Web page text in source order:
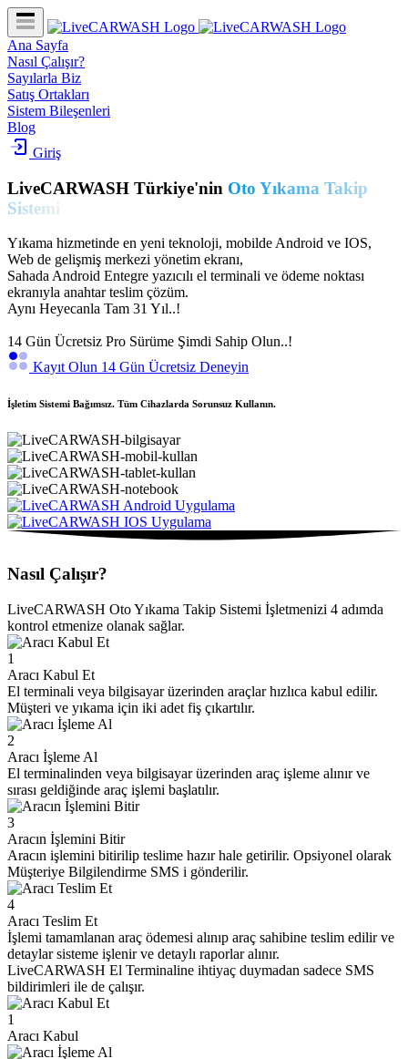
Ana Sayfa
Nasıl Çalışır?
Sayılarla Biz
Satış Ortakları
Sistem Bileşenleri
Blog
Giriş
LiveCARWASH Türkiye'nin Oto Yıkama Takip
Sistemi
Yıkama hizmetinde en yeni teknoloji, mobilde Android ve IOS,
Web de gelişmiş merkezi yönetim ekranı,
Sahada Android Entegre yazıcılı el terminali ve ödeme noktası
ekranıyla anahtar teslim çözüm.
Aynı Heyecanla Tam 31 Yıl..!
14 Gün Ücretsiz Pro Sürüme Şimdi Sahip Olun..!
Kayıt Olun 14 Gün Ücretsiz Deneyin
İşletim Sistemi Bağımsız. Tüm Cihazlarda Sorunsuz Kullanın.
Nasıl Çalışır?
LiveCARWASH Oto Yıkama Takip Sistemi İşletmenizi 4 adımda
kontrol etmenize olanak sağlar.
1
Aracı Kabul Et
El terminali veya bilgisayar üzerinden araçlar hızlıca kabul edilir.
Müşteri ve yıkama için iki adet fiş çıkartılır.
2
Aracı İşleme Al
El terminalinden veya bilgisayar üzerinden araç işleme alınır ve
sırası geldiğinde araç işlemi başlatılır.
3
Aracın İşlemini Bitir
Aracın işlemini bitirilip teslime hazır hale getirilir. Opsiyonel olarak
Müşteriye Bilgilendirme SMS i gönderilir.
4
Aracı Teslim Et
İşlemi tamamlanan araç ödemesi alınıp araç sahibine teslim edilir ve
detaylar sisteme işlenir ve detaylı raporlar alınır.
LiveCARWASH El Terminaline ihtiyaç duymadan sadece SMS
bildirimleri ile de çalışır.
1
Aracı Kabul